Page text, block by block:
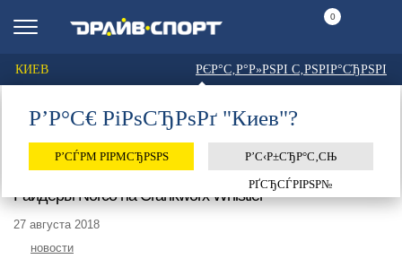
0
КИЕВ РЄР°С‚Р°Р»РЅРІ С‚РЅРІР°СЂРЅРІ
ТЕГ: «PUMPTRACK»
Главная Тег: «pumptrack»
Райдеры Norco на Crankworx Whistler
27 августа 2018
новости
Р’Р°С€ РіРѕСЂРѕРґ "Киев"?
Р’СЃРΜ РІРΜСЂРЅРЅ Р’С‹Р±СЂР°С‚СЊ
РҐСЂСЃРІРЅР№